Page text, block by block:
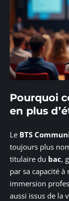
Pourquoi
en plus
Le BTS
toujours plus
titulaire du bac,
par sa capacité
immersion
aussi issus de la